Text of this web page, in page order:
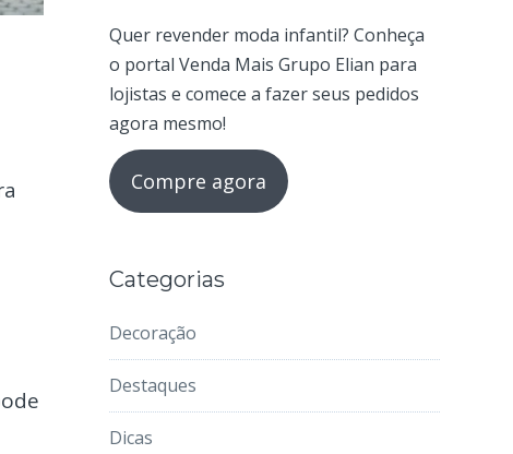
Quer revender moda infantil? Conheça
o portal Venda Mais Grupo Elian para
lojistas e comece a fazer seus pedidos
agora mesmo!
Compre agora
Categorias
Decoração
Destaques
Dicas